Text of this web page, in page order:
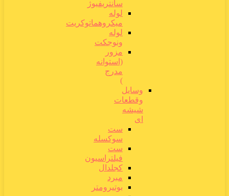
سانتریفیوژ
لوله
میکروهماتوکریت
لوله
ونوجکت
مزور
(استوانه
مدرج
)
وسایل
وقطعات
شیشه
ای
ست
سوکسله
ست
فیلتراسیون
کجلدال
مبرد
بوتیرومتر